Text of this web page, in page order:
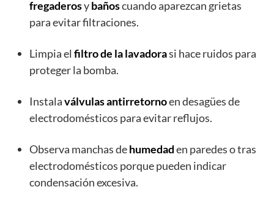
fregaderosybañoscuando aparezcan grietas
para evitar filtraciones.
Limpia el filtro de la lavadorasi hace ruidos para
proteger la bomba.
Instalaválvulas antirretornoen desagües de
electrodomésticos para evitar reflujos.
Observa manchas dehumedaden paredes o tras
electrodomésticos porque pueden indicar
condensación excesiva.